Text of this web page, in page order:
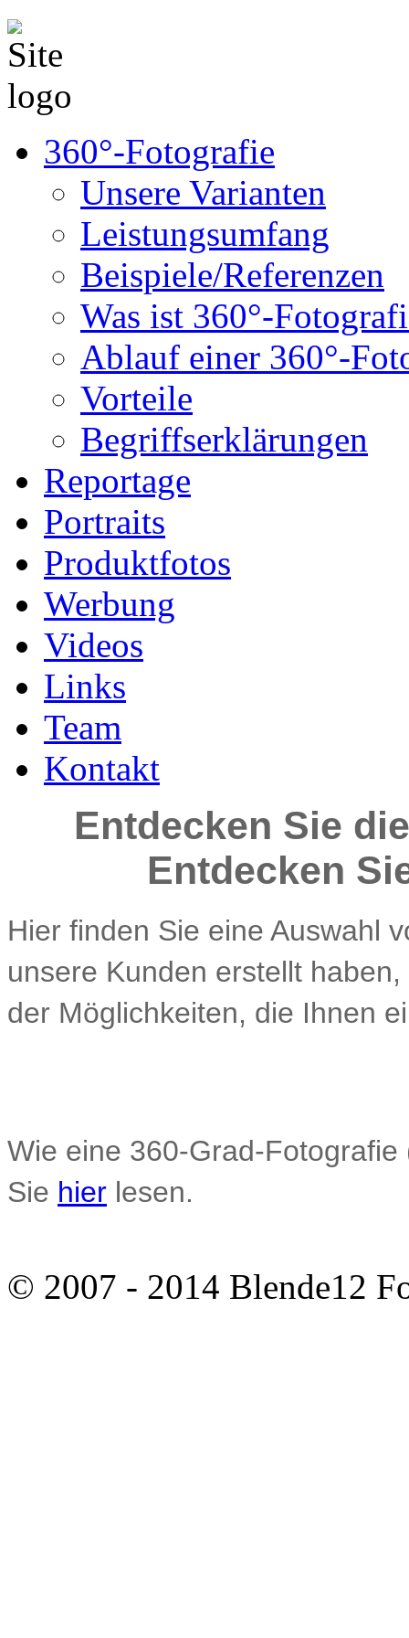
360°-Fotografie
Unsere Varianten
Leistungsumfang
Beispiele/Referenzen
Was ist 360°-
Ablauf einer 360°-
Vorteile
Begriffserklärungen
Reportage
Portraits
Produktfotos
Werbung
Videos
Links
Team
Kontakt
Entdecken Sie
Entdecken
Hier finden Sie eine Auswahl
unsere Kunden erstellt
der Möglichkeiten, die Ihnen
Wie eine 360-Grad-
Sie hier lesen.
© 2007 - 2014 Blende12